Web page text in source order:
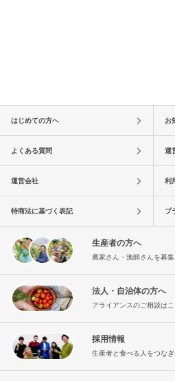
はじめての方へ お
よくある質問 運
運営会社 利
特商法に基づく表記 プ
生産者の方へ
農家さん・漁師さんを募
法人・自治体の方へ
アライアンスのご相談は
採用情報
生産者と食べる人をつな